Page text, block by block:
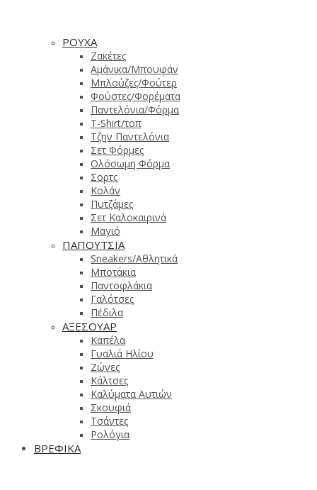
ΡΟΥΧΑ
Ζακέτες
Αμάνικα/Μπουφάν
Μπλούζες/Φούτερ
Φούστες/Φορέματα
Παντελόνια/Φόρμα
T-Shirt/τοπ
Τζην Παντελόνια
Σετ Φόρμες
Ολόσωμη Φόρμα
Σορτς
Κολάν
Πυτζάμες
Σετ Καλοκαιρινά
Μαγιό
ΠΑΠΟΥΤΣΙΑ
Sneakers/Αθλητικά
Μποτάκια
Παντοφλάκια
Γαλότσες
Πέδιλα
ΑΞΕΣΟΥΑΡ
Καπέλα
Γυαλιά Ηλίου
Ζώνες
Κάλτσες
Καλύματα Αυτιών
Σκουφιά
Τσάντες
Ρολόγια
ΒΡΕΦΙΚΑ